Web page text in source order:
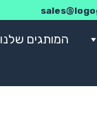
המותגים שלנו